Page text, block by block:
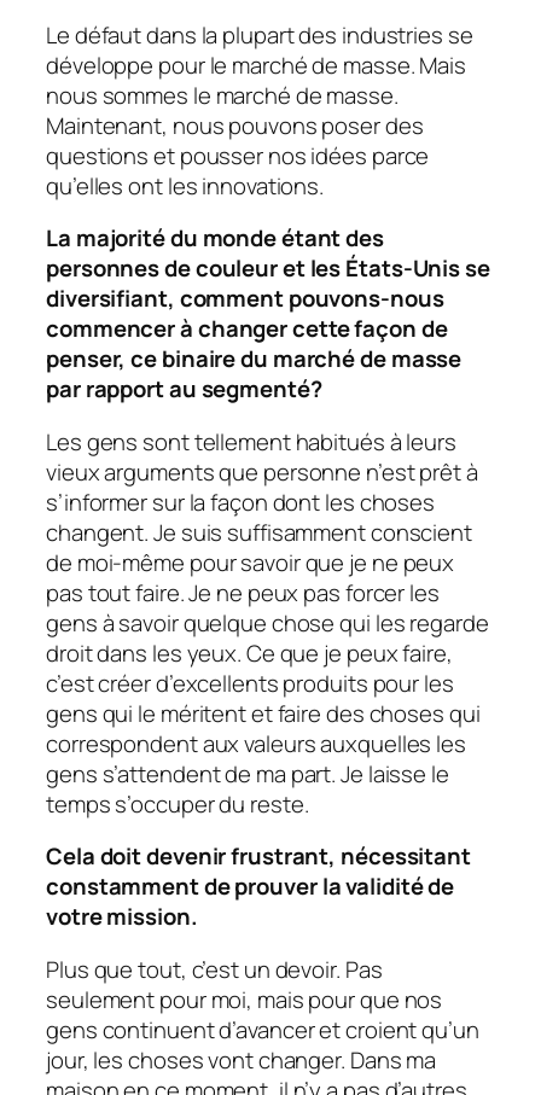
Le défaut dans la plupart des industries se
développe pour le marché de masse. Mais
nous sommes le marché de masse.
Maintenant, nous pouvons poser des
questions et pousser nos idées parce
qu’elles ont les innovations.
La majorité du monde étant des
personnes de couleur et les États-Unis se
diversifiant, comment pouvons-nous
commencer à changer cette façon de
penser, ce binaire du marché de masse
par rapport au segmenté?
Les gens sont tellement habitués à leurs
vieux arguments que personne n’est prêt à
s’informer sur la façon dont les choses
changent. Je suis suffisamment conscient
de moi-même pour savoir que je ne peux
pas tout faire. Je ne peux pas forcer les
gens à savoir quelque chose qui les regarde
droit dans les yeux. Ce que je peux faire,
c’est créer d’excellents produits pour les
gens qui le méritent et faire des choses qui
correspondent aux valeurs auxquelles les
gens s’attendent de ma part. Je laisse le
temps s’occuper du reste.
Cela doit devenir frustrant, nécessitant
constamment de prouver la validité de
votre mission.
Plus que tout, c’est un devoir. Pas
seulement pour moi, mais pour que nos
gens continuent d’avancer et croient qu’un
jour, les choses vont changer. Dans ma